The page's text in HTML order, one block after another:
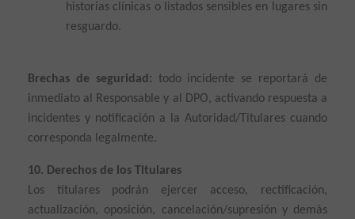
historias clínicas o listados sensibles en lugares sin
resguardo.
Brechas de seguridad: todo incidente se reportará de
inmediato al Responsable y al DPO, activando respuesta a
incidentes y notificación a la Autoridad/Titulares cuando
corresponda legalmente.
10. Derechos de los Titulares
Los titulares podrán ejercer acceso, rectificación,
actualización, oposición, cancelación/supresión y demás